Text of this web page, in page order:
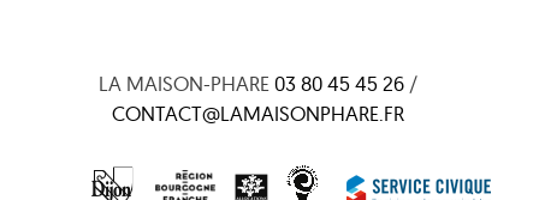
LA MAISON-PHARE 03 80 45 45 26 /
CONTACT@LAMAISONPHARE.FR